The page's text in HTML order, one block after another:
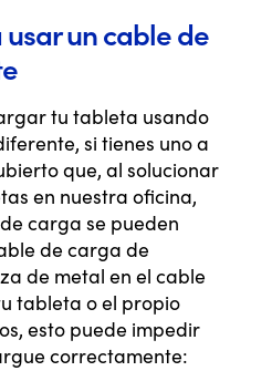
usar un cable de
tu tableta usando
si tienes uno a
que, al solucionar
en nuestra oficina,
carga se pueden
de carga de
de metal en el cable
tableta o el propio
esto puede impedir
correctamente: